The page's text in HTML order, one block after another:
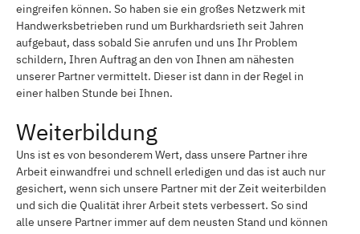
eingreifen können. So haben sie ein großes Netzwerk mit
Handwerksbetrieben rund um Burkhardsrieth seit Jahren
aufgebaut, dass sobald Sie anrufen und uns Ihr Problem
schildern, Ihren Auftrag an den von Ihnen am nähesten
unserer Partner vermittelt. Dieser ist dann in der Regel in
einer halben Stunde bei Ihnen.
Weiterbildung
Uns ist es von besonderem Wert, dass unsere Partner ihre
Arbeit einwandfrei und schnell erledigen und das ist auch nur
gesichert, wenn sich unsere Partner mit der Zeit weiterbilden
und sich die Qualität ihrer Arbeit stets verbessert. So sind
alle unsere Partner immer auf dem neusten Stand und können